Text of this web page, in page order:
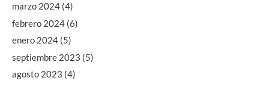
marzo 2024 (4)
febrero 2024 (6)
enero 2024 (5)
septiembre 2023 (5)
agosto 2023 (4)